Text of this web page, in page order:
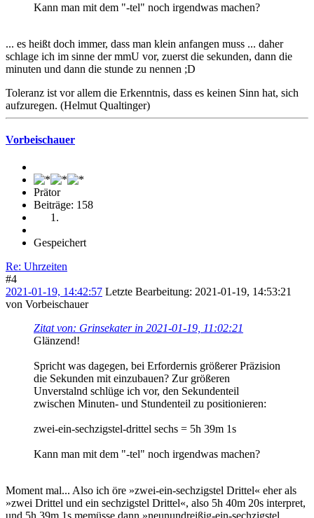
Kann man mit dem "-tel" noch irgendwas machen?
... es heißt doch immer, dass man klein anfangen muss ... daher
schlage ich im sinne der mmU vor, zuerst die sekunden, dann die
minuten und dann die stunde zu nennen ;D
Toleranz ist vor allem die Erkenntnis, dass es keinen Sinn hat, sich
aufzuregen. (Helmut Qualtinger)
Vorbeischauer
Prätor
Beiträge: 158
Gespeichert
Re: Uhrzeiten
#4
2021-01-19, 14:42:57 Letzte Bearbeitung: 2021-01-19, 14:53:21
von Vorbeischauer
Zitat von: Grinsekater in 2021-01-19, 11:02:21
Glänzend!
Spricht was dagegen, bei Erfordernis größerer Präzision
die Sekunden mit einzubauen? Zur größeren
Unverstalnd schlüge ich vor, den Sekundenteil
zwischen Minuten- und Stundenteil zu positionieren:
zwei-ein-sechzigstel-drittel sechs = 5h 39m 1s
Kann man mit dem "-tel" noch irgendwas machen?
Moment mal... Also ich öre »zwei-ein-sechzigstel Drittel« eher als
»zwei Drittel und ein sechzigstel Drittel«, also 5h 40m 20s interpret,